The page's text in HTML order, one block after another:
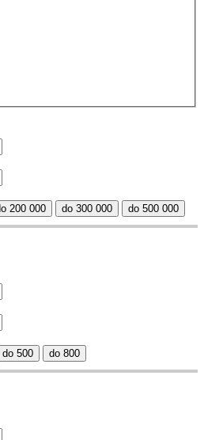
200 000 do 300 000 do 500 000
do 500 do 800